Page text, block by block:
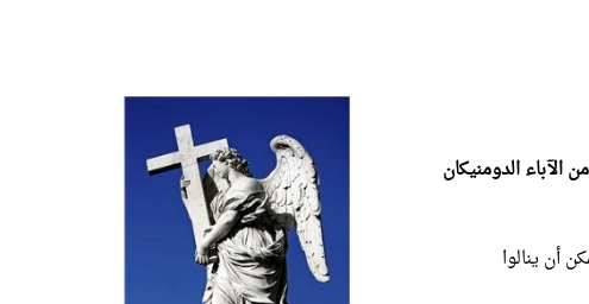
الدومنيكان
أن ينالوا